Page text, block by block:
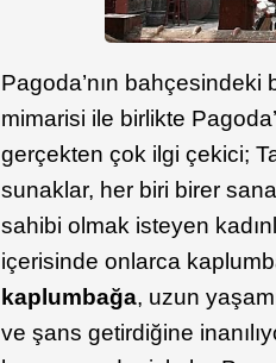
Pagoda’nın
mimarisi ile birlikte
gerçekten çok ilgi çekici;
sunaklar, her biri birer
sahibi olmak isteyen
içerisinde onlarca
kaplumbağa, uzun
ve şans getirdiğine